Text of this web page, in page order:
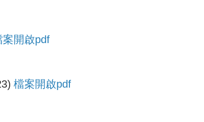
案開啟pdf
檔案開啟pdf